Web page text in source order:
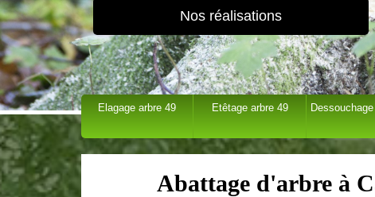
Nos réalisations
Elagage arbre 49 Etêtage arbre 49
Abattage d'arbre à